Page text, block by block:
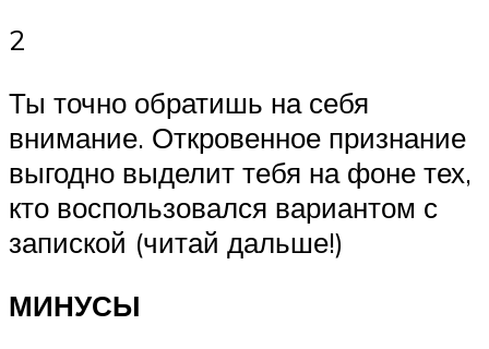
2
Ты точно обратишь на себя
внимание. Откровенное признание
выгодно выделит тебя на фоне тех,
кто воспользовался вариантом с
запиской (читай дальше!)
МИНУСЫ